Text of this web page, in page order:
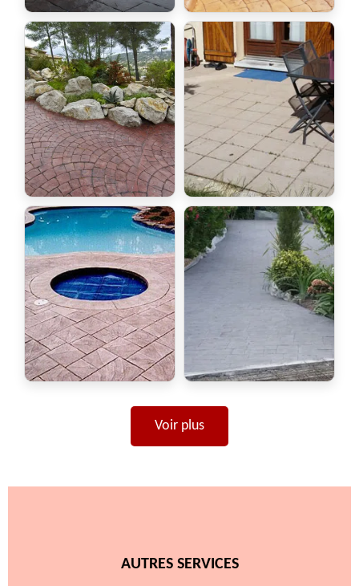
Voir plus
AUTRES SERVICES